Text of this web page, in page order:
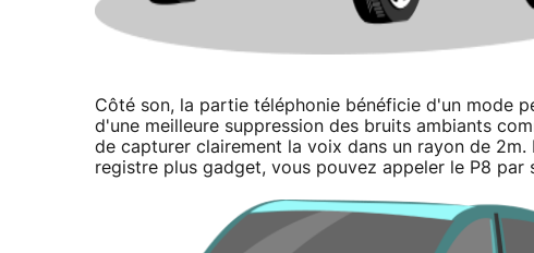
Côté son, la partie téléphonie bénéficie d'un mode
d'une meilleure suppression des bruits ambiants
de capturer clairement la voix dans un rayon de 2m.
registre plus gadget, vous pouvez appeler le P8 par